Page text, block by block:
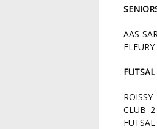
AAS SARCELLES – RC SAINT-DENIS – COSMO TAVERNY – VAUX LA ROCHETTE – EFPF – FC
ROISSY BRIE FUTSAL – SPORTING DE RÉPUBLIQUE – CROSNE FC – BONDY CÉCIFOOT
CLUB
FUTSAL